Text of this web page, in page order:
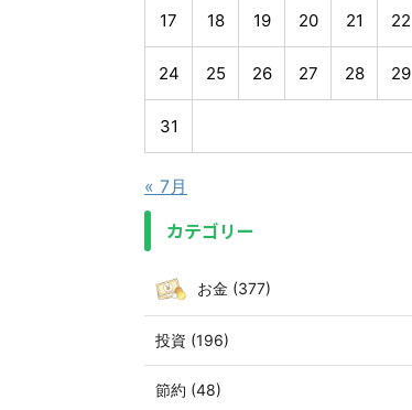
17 18 19 20 21 22
24 25 26 27 28 29
31
« 7月
カテゴリー
お金 (377)
投資 (196)
節約 (48)